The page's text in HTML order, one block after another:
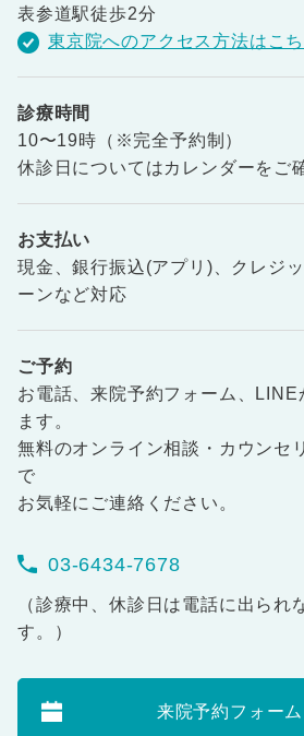
表参道駅徒歩2分
東京院へのアクセス方法はこ
診療時間
10〜19時（※完全予約制）
休診日についてはカレンダーをご
お支払い
現金、銀行振込(アプリ)、クレジ
ーンなど対応
ご予約
お電話、来院予約フォーム、LINE
ます。
無料のオンライン相談・カウンセ
で
お気軽にご連絡ください。
03-6434-7678
（診療中、休診日は電話に出られ
す。）
来院予約フォーム